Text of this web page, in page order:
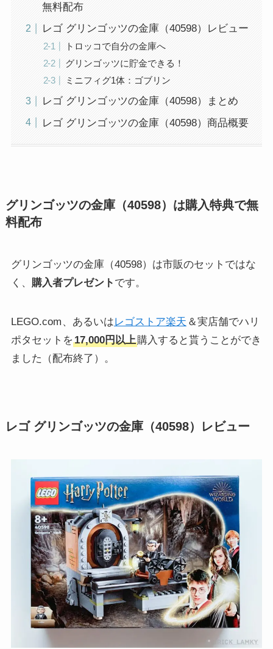
無料配布
レゴ グリンゴッツの金庫（40598）レビュー
トロッコで自分の金庫へ
グリンゴッツに貯金できる！
ミニフィグ1体：ゴブリン
レゴ グリンゴッツの金庫（40598）まとめ
レゴ グリンゴッツの金庫（40598）商品概要
グリンゴッツの金庫（40598）は購入特典で無
料配布
グリンゴッツの金庫（40598）は市販のセットではな
く、 購入者プレゼント です。
LEGO.com 、あるいはレゴストア楽天 ＆実店舗でハリ
ポタセットを17,000円以上購入すると貰うことができ
ました（配布終了）。
レゴ グリンゴッツの金庫（40598）レビュー